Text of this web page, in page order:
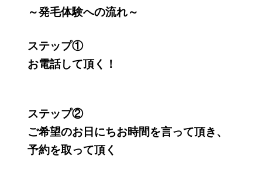
～発毛体験への流れ～
ステップ①
お電話して頂く！
ステップ②
ご希望のお日にちお時間を言って頂き、
予約を取って頂く